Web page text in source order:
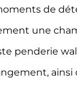
de
une
penderie
ainsi